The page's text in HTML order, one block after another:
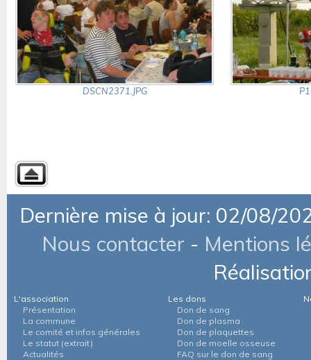
DSCN2371.JPG
Dernière mise à jour: 02/08/
Nous contacter - Mentions
L'association
Présentation
La commune
Le comité et infos générales
Le statut (extrait)
Actualités
Les dons
Don de sang
Don de plasma
Don de plaquettes
Don de moelle osseuse
FAQ sur le don de sang